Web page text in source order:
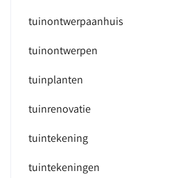
tuinontwerpaanhuis
tuinontwerpen
tuinplanten
tuinrenovatie
tuintekening
tuintekeningen